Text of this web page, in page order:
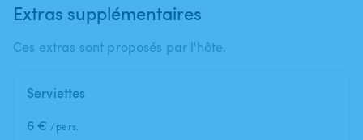
Extras supplémentaires
Ces extras sont proposés par l'hôte.
Serviettes
6 € /pers.